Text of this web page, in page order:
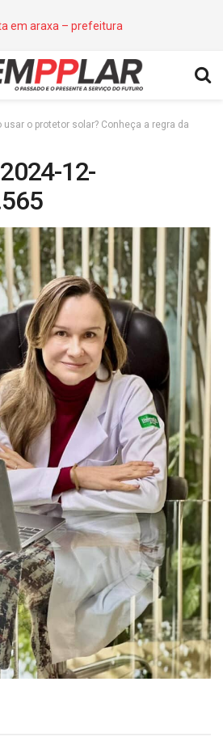
usar o protetor solar? Conheça a regra da
12-